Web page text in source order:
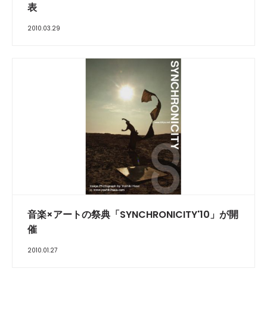
表
2010.03.29
音楽×アートの祭典「SYNCHRONICITY'10」が開
催
2010.01.27